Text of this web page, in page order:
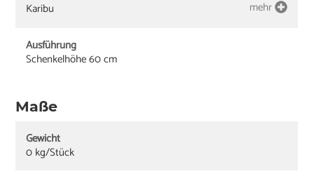
Karibu
mehr
Ausführung
Schenkelhöhe 60 cm
Maße
Gewicht
0 kg/Stück